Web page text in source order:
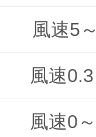
風速5
風速
風速0